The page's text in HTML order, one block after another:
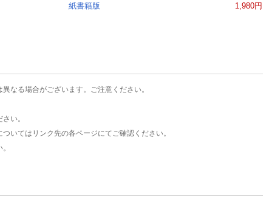
紙書籍版 1,980円
なる場合がございます。ご注意ください。
い。
いてはリンク先の各ページにてご確認ください。